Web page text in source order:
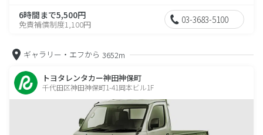
6時間まで5,500円
免責補償制度1,100円 03-3683-5100
ギャラリー・エフから 3652m
トヨタレンタカー神田神保町
千代田区神田神保町1-41岡本ビル1F